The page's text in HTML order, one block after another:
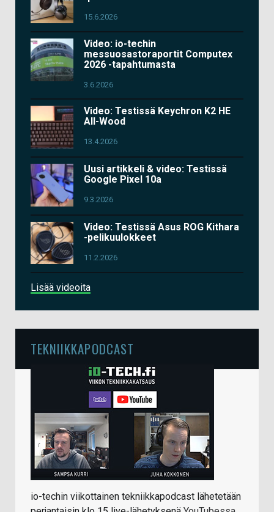
15.6.2026
Video: io-techin
messuosastoraportit Computex
2026 -tapahtumasta
3.6.2026
Video: Testissä Keychron K2 HE
All-Wood
13.4.2026
Uusi artikkeli & video: Testissä
Google Pixel 10a
9.3.2026
Video: Testissä Asus ROG Kithara
-pelikuulokkeet
11.2.2026
Lisää videoita
TEKNIIKKAPODCAST
io-techin viikottainen tekniikkapodcast lähetetään